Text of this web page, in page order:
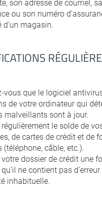
son adresse de courriel,
ou son numéro
d’un magasin.
vous que le logiciel
de votre ordinateur qui
malveillants sont à jour.
le solde de
de cartes de crédit et de
(téléphone, câble, etc.).
dossier de crédit une
ne contient pas d’erreur
inhabituelle.